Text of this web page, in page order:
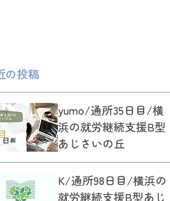
の投稿
yumo/通所35日目/横
浜の就労継続支援B型
あじさいの丘
K/通所98日目/横浜の
就労継続支援B型あじ